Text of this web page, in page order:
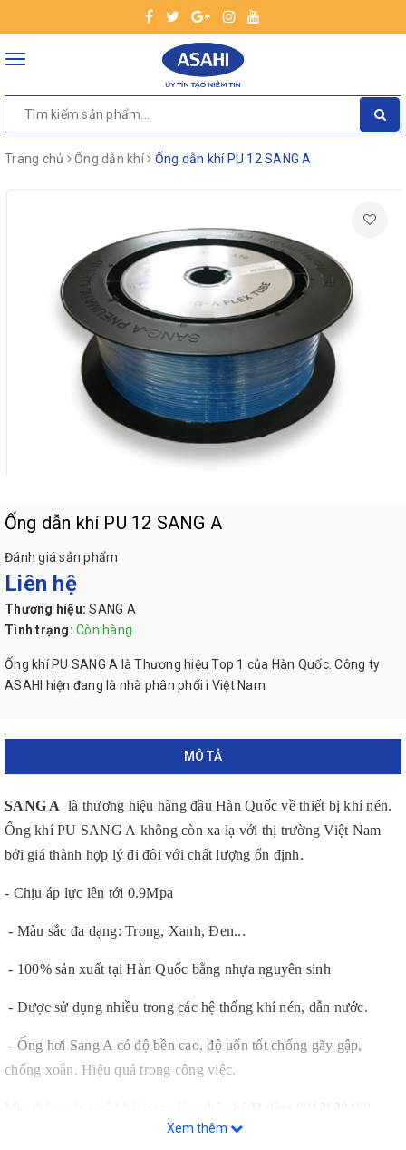
Toggle
Trang chủ Ống dẫn khí Ống dẫn khí PU 12 SANG A
Ống dẫn khí PU 12 SANG A
Đánh giá sản phẩm
Liên hệ
Thương hiệu: SANG A
Tình trạng: Còn hàng
Ống khí PU SANG A là Thương hiệu Top 1 của Hàn Quốc. Công ty
ASAHI hiện đang là nhà phân phối i Việt Nam
MÔ TẢ
SANG A là thương hiệu hàng đầu Hàn Quốc về thiết bị khí nén.
Ống khí PU SANG A không còn xa lạ với thị trường Việt Nam
bởi giá thành hợp lý đi đôi với chất lượng ổn định.
- Chịu áp lực lên tới 0.9Mpa
- Màu sắc đa dạng: Trong, Xanh, Đen...
- 100% sản xuất tại Hàn Quốc bằng nhựa nguyên sinh
- Được sử dụng nhiều trong các hệ thống khí nén, dẫn nước.
- Ống hơi Sang A có độ bền cao, độ uốn tốt chống gãy gập,
chống xoắn. Hiệu quả trong công việc.
Xem thêm